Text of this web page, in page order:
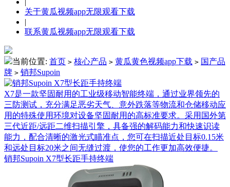
关于黄瓜视频app无限观看下载
|
联系黄瓜视频app无限观看下载
当前位置: 首页 > 核心产品 > 黄瓜黄色视频app下载 > 国产品
牌 > 销邦Supoin
X7是一款坚固耐用的工业级移动智能终端，通过业界领先的
三防测试，充分满足恶劣天气、意外跌落等物流和仓储移动应
用的特殊使用环境对设备坚固耐用的高标准要求。采用国外第
三代近距/远距二维扫描引擎，具备强的解码能力和快速识读
能力，配合清晰的激光式瞄准点，您可在扫描近处目标0.15米
和远处目标20米之间无缝过渡，使您的工作更加高效便捷。
销邦Supoin X7型长距手持终端